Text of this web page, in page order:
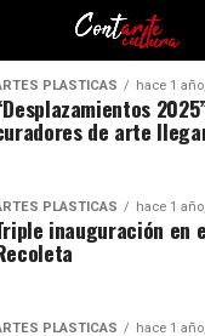
PLÁSTICAS hace 1 año,
de arte
PLÁSTICAS hace 1 año,
inauguración en
PLÁSTICAS hace 1 año,